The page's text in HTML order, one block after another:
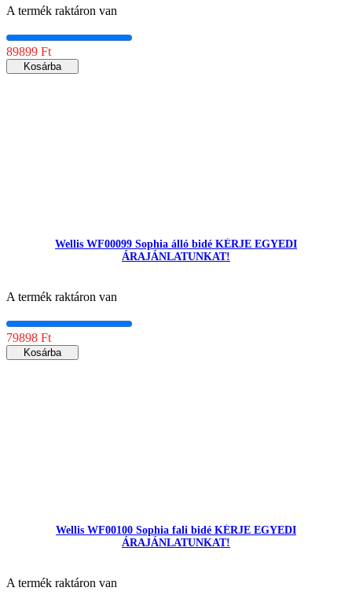
A termék raktáron van
89899 Ft
Kosárba
Wellis WF00099 Sophia álló bidé KÉRJE EGYEDI
ÁRAJÁNLATUNKAT!
A termék raktáron van
79898 Ft
Kosárba
Wellis WF00100 Sophia fali bidé KÉRJE EGYEDI
ÁRAJÁNLATUNKAT!
A termék raktáron van